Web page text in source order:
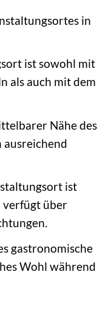
in
ist sowohl mit
als auch mit dem
Nähe des
ausreichend
ist
verfügt über
gastronomische
Wohl während